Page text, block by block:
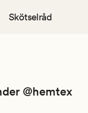
Skötselråd
@hemtex